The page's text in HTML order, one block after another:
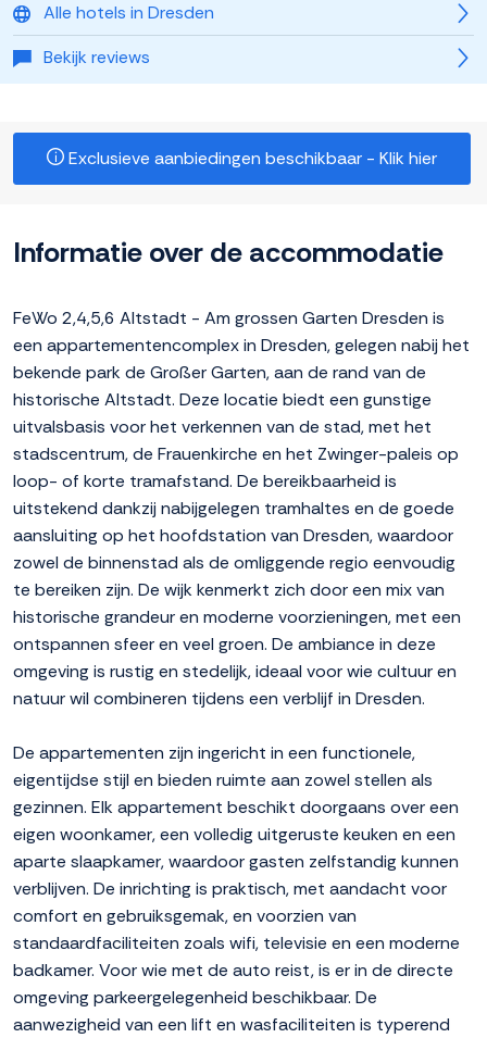
Alle hotels in Dresden
Bekijk reviews
Exclusieve aanbiedingen beschikbaar - Klik hier
Informatie over de accommodatie
FeWo 2,4,5,6 Altstadt - Am grossen Garten Dresden is
een appartementencomplex in Dresden, gelegen nabij het
bekende park de Großer Garten, aan de rand van de
historische Altstadt. Deze locatie biedt een gunstige
uitvalsbasis voor het verkennen van de stad, met het
stadscentrum, de Frauenkirche en het Zwinger-paleis op
loop- of korte tramafstand. De bereikbaarheid is
uitstekend dankzij nabijgelegen tramhaltes en de goede
aansluiting op het hoofdstation van Dresden, waardoor
zowel de binnenstad als de omliggende regio eenvoudig
te bereiken zijn. De wijk kenmerkt zich door een mix van
historische grandeur en moderne voorzieningen, met een
ontspannen sfeer en veel groen. De ambiance in deze
omgeving is rustig en stedelijk, ideaal voor wie cultuur en
natuur wil combineren tijdens een verblijf in Dresden.
De appartementen zijn ingericht in een functionele,
eigentijdse stijl en bieden ruimte aan zowel stellen als
gezinnen. Elk appartement beschikt doorgaans over een
eigen woonkamer, een volledig uitgeruste keuken en een
aparte slaapkamer, waardoor gasten zelfstandig kunnen
verblijven. De inrichting is praktisch, met aandacht voor
comfort en gebruiksgemak, en voorzien van
standaardfaciliteiten zoals wifi, televisie en een moderne
badkamer. Voor wie met de auto reist, is er in de directe
omgeving parkeergelegenheid beschikbaar. De
aanwezigheid van een lift en wasfaciliteiten is typerend